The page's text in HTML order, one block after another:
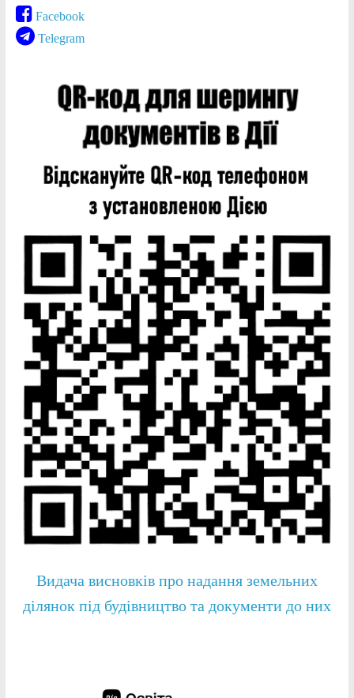
Facebook
Telegram
Видача висновків про надання земельних
ділянок під будівництво та документи до них